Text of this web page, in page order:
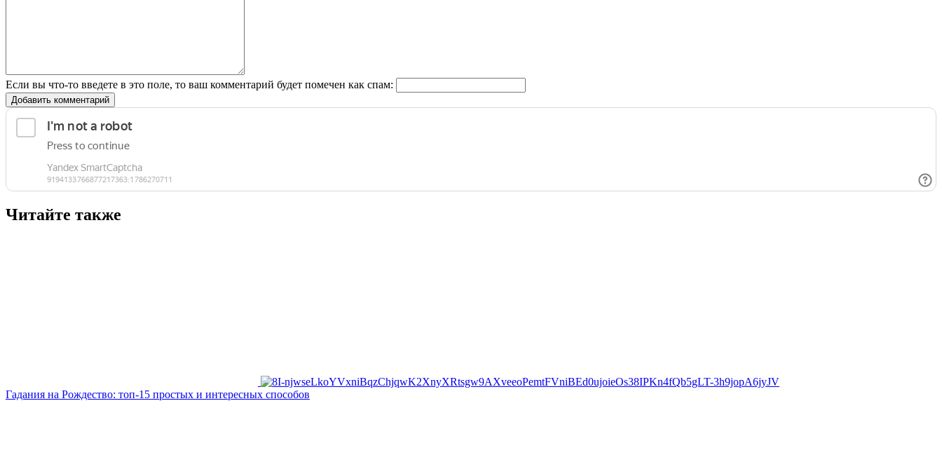
Если вы что-то введете в это поле, то ваш комментарий будет помечен как спам:
Добавить комментарий
Читайте также
Гадания на Рождество: топ-15 простых и интересных способов